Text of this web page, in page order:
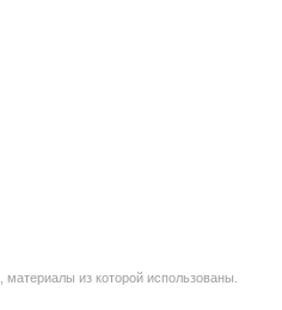
из которой использованы.